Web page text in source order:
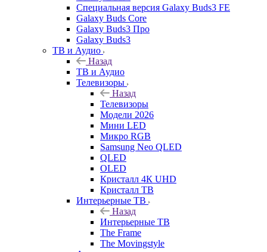
Специальная версия Galaxy Buds3 FE
Galaxy Buds Core
Galaxy Buds3 Про
Galaxy Buds3
ТВ и Аудио
Назад
ТВ и Аудио
Телевизоры
Назад
Телевизоры
Модели 2026
Мини LED
Микро RGB
Samsung Neo QLED
QLED
OLED
Кристалл 4К UHD
Кристалл ТВ
Интерьерные ТВ
Назад
Интерьерные ТВ
The Frame
The Movingstyle